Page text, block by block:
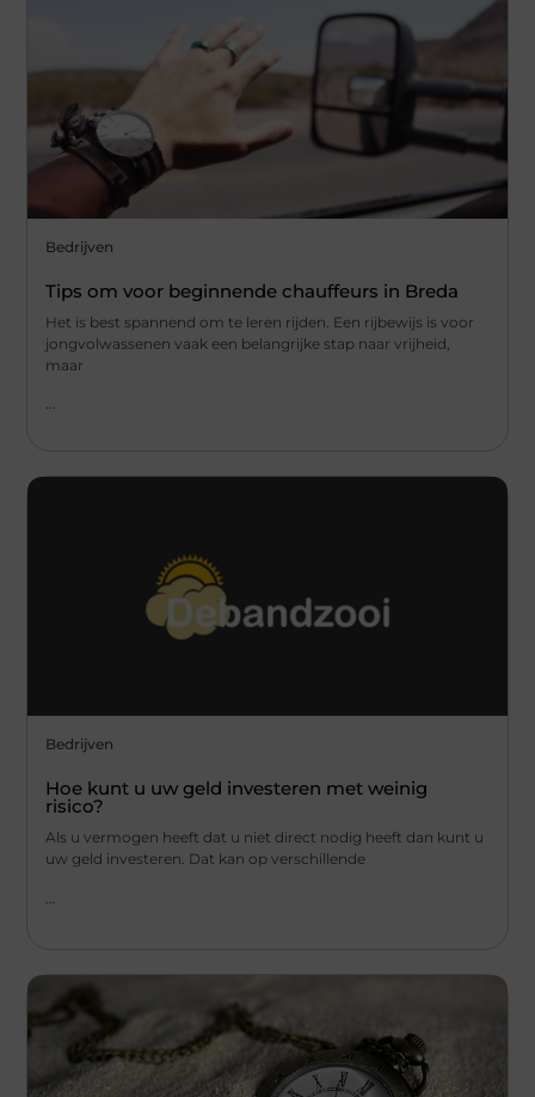
Bedrijven
Tips om voor beginnende chauffeurs in Breda
Het is best spannend om te leren rijden. Een rijbewijs is voor
jongvolwassenen vaak een belangrijke stap naar vrijheid,
maar
...
Bedrijven
Hoe kunt u uw geld investeren met weinig
risico?
Als u vermogen heeft dat u niet direct nodig heeft dan kunt u
uw geld investeren. Dat kan op verschillende